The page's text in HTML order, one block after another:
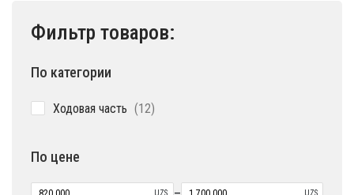
Фильтр товаров:
По категории
Ходовая часть 1212
По цене
UZS UZS